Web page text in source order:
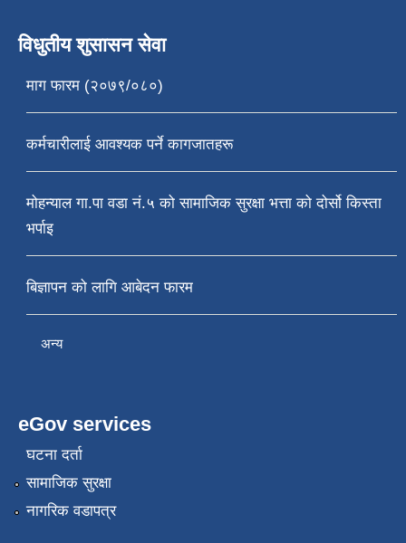
विधुतीय शुसासन सेवा
माग फारम (२०७९/०८०)
कर्मचारीलाई आवश्यक पर्ने कागजातहरू
मोहन्याल गा.पा वडा नं.५ को सामाजिक सुरक्षा भत्ता को दोर्सो किस्ता
भर्पाइ
बिज्ञापन को लागि आबेदन फारम
अन्य
eGov services
घटना दर्ता
सामाजिक सुरक्षा
नागरिक वडापत्र